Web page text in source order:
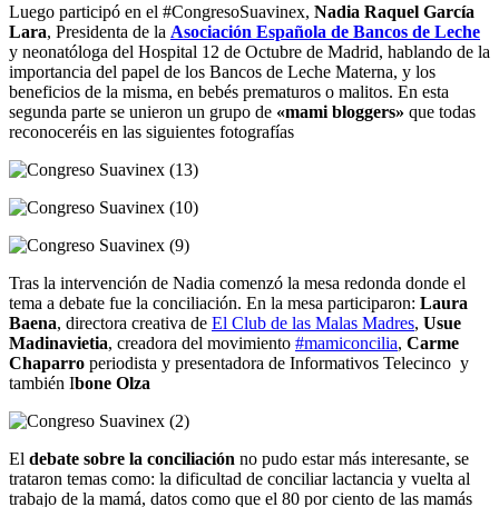
Luego participó en el #CongresoSuavinex, Nadia Raquel García
Lara, Presidenta de la Asociación Española de Bancos de Leche
y neonatóloga del Hospital 12 de Octubre de Madrid, hablando de la
importancia del papel de los Bancos de Leche Materna, y los
beneficios de la misma, en bebés prematuros o malitos. En esta
segunda parte se unieron un grupo de «mami bloggers» que todas
reconoceréis en las siguientes fotografías
Tras la intervención de Nadia comenzó la mesa redonda donde el
tema a debate fue la conciliación. En la mesa participaron: Laura
Baena, directora creativa de El Club de las Malas Madres, Usue
Madinavietia, creadora del movimiento #mamiconcilia, Carme
Chaparro periodista y presentadora de Informativos Telecinco y
también Ibone Olza
El debate sobre la conciliación no pudo estar más interesante, se
trataron temas como: la dificultad de conciliar lactancia y vuelta al
trabajo de la mamá, datos como que el 80 por ciento de las mamás